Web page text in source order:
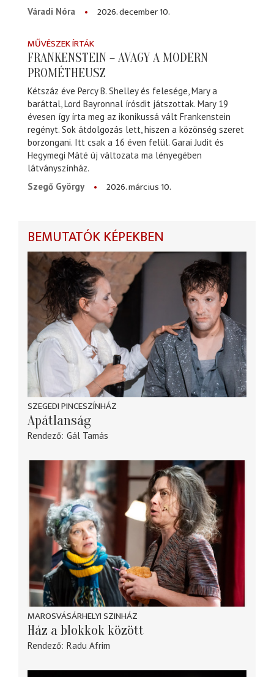
Váradi Nóra
2026. december 10.
MŰVÉSZEK ÍRTÁK
FRANKENSTEIN – AVAGY A MODERN
PROMÉTHEUSZ
Kétszáz éve Percy B. Shelley és felesége, Mary a
baráttal, Lord Bayronnal írósdit játszottak. Mary 19
évesen így írta meg az ikonikussá vált Frankenstein
regényt. Sok átdolgozás lett, hiszen a közönség szeret
borzongani. Itt csak a 16 éven felül. Garai Judit és
Hegymegi Máté új változata ma lényegében
látványszínház.
Szegő György
2026. március 10.
BEMUTATÓK KÉPEKBEN
SZEGEDI PINCESZÍNHÁZ
Apátlanság
Rendező Gál Tamás
MAROSVÁSÁRHELYI SZINHÁZ
Ház a blokkok között
Rendező Radu Afrim